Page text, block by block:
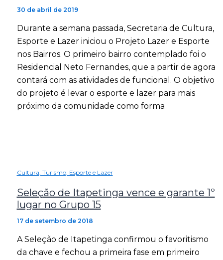
30 de abril de 2019
Durante a semana passada, Secretaria de Cultura,
Esporte e Lazer iniciou o Projeto Lazer e Esporte
nos Bairros. O primeiro bairro contemplado foi o
Residencial Neto Fernandes, que a partir de agora
contará com as atividades de funcional. O objetivo
do projeto é levar o esporte e lazer para mais
próximo da comunidade como forma
Cultura, Turismo, Esporte e Lazer
Seleção de Itapetinga vence e garante 1º
lugar no Grupo 15
17 de setembro de 2018
A Seleção de Itapetinga confirmou o favoritismo
da chave e fechou a primeira fase em primeiro